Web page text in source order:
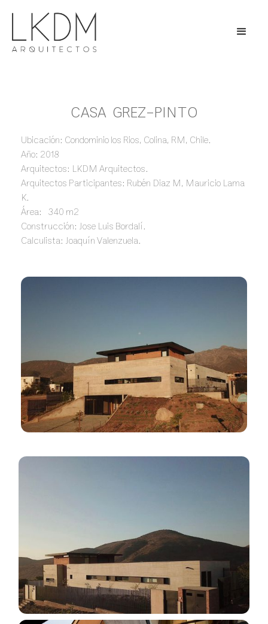
CASA GREZ-PINTO
Ubicación: Condominio los Rios, Colina, RM, Chile.
Año: 2018
Arquitectos: LKDM Arquitectos.
Arquitectos Participantes: Rubén Diaz M, Mauricio Lama
K.
Área: 340 m2
Construcción: Jose Luis Bordalí.
Calculista: Joaquín Valenzuela.